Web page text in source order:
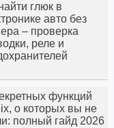
глюк в
авто без
– проверка
реле и
функций
о которых вы не
полный гайд 2026